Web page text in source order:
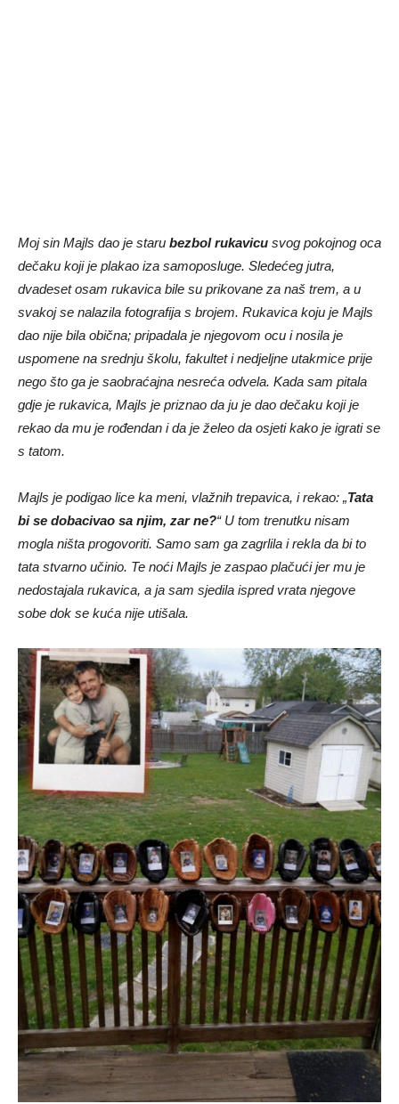
Moj sin Majls dao je staru bezbol rukavicu svog pokojnog oca
dečaku koji je plakao iza samoposluge. Sledećeg jutra,
dvadeset osam rukavica bile su prikovane za naš trem, a u
svakoj se nalazila fotografija s brojem. Rukavica koju je Majls
dao nije bila obična; pripadala je njegovom ocu i nosila je
uspomene na srednju školu, fakultet i nedjeljne utakmice prije
nego što ga je saobraćajna nesreća odvela. Kada sam pitala
gdje je rukavica, Majls je priznao da ju je dao dečaku koji je
rekao da mu je rođendan i da je želeo da osjeti kako je igrati se
s tatom.
Majls je podigao lice ka meni, vlažnih trepavica, i rekao: „Tata
bi se dobacivao sa njim, zar ne?“ U tom trenutku nisam
mogla ništa progovoriti. Samo sam ga zagrlila i rekla da bi to
tata stvarno učinio. Te noći Majls je zaspao plačući jer mu je
nedostajala rukavica, a ja sam sjedila ispred vrata njegove
sobe dok se kuća nije utišala.